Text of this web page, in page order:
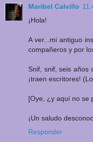
Maribel Calvillo
¡Hola!
A ver...mi antiguo
compañeros y por
Snif, snif, seis años
¡traen escritores!
[Oye, ¿y aquí no se
¡Un saludo
Responder